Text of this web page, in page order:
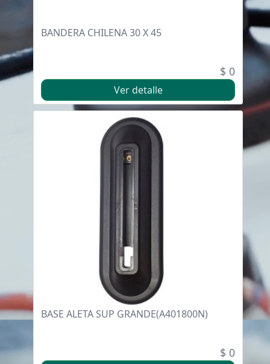
BANDERA CHILENA 30 X 45
$ 0
Ver detalle
BASE ALETA SUP GRANDE(A401800N)
$ 0